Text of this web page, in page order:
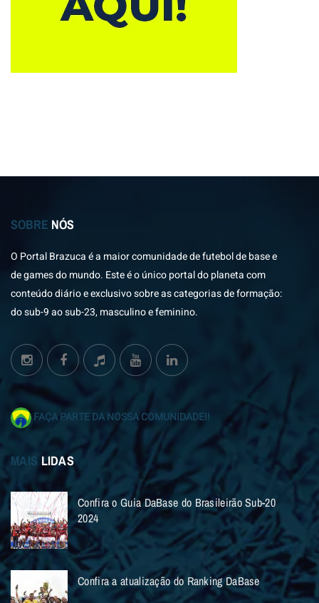
SOBRE NÓS
O Portal Brazuca é a maior comunidade de futebol de base e
de games do mundo. Este é o único portal do planeta com
conteúdo diário e exclusivo sobre as categorias de formação:
do sub-9 ao sub-23, masculino e feminino.
FAÇA PARTE DA NOSSA COMUNIDADE!!
MAIS LIDAS
Confira o Guia DaBase do Brasileirão Sub-20
2024
Confira a atualização do Ranking DaBase